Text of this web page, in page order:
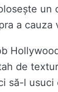
un
a cauza
de
să-l usuci